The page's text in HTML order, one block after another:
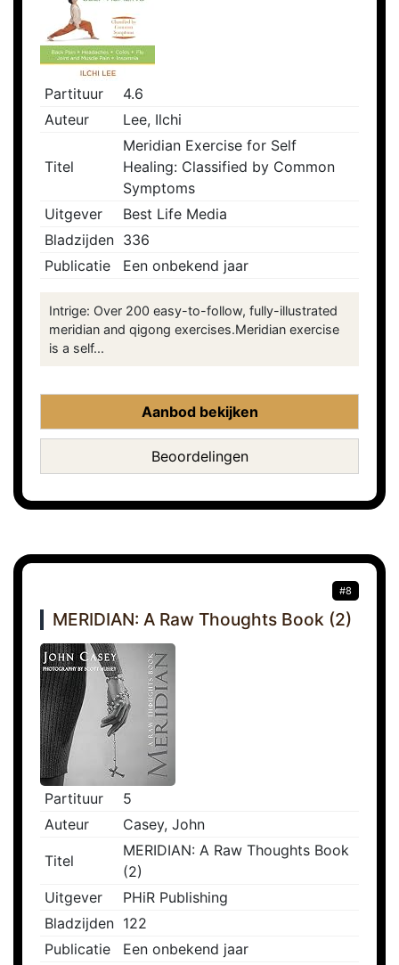
Partituur
4.6
Auteur
Lee, Ilchi
Titel
Meridian Exercise for Self
Healing: Classified by Common
Symptoms
Uitgever
Best Life Media
Bladzijden 336
Publicatie
Een onbekend jaar
Intrige: Over 200 easy-to-follow, fully-illustrated
meridian and qigong exercises.Meridian exercise
is a self...
Aanbod bekijken
Beoordelingen
#8
MERIDIAN: A Raw Thoughts Book (2)
Partituur
5
Auteur
Casey, John
Titel
MERIDIAN: A Raw Thoughts Book
(2)
Uitgever
PHiR Publishing
Bladzijden 122
Publicatie
Een onbekend jaar